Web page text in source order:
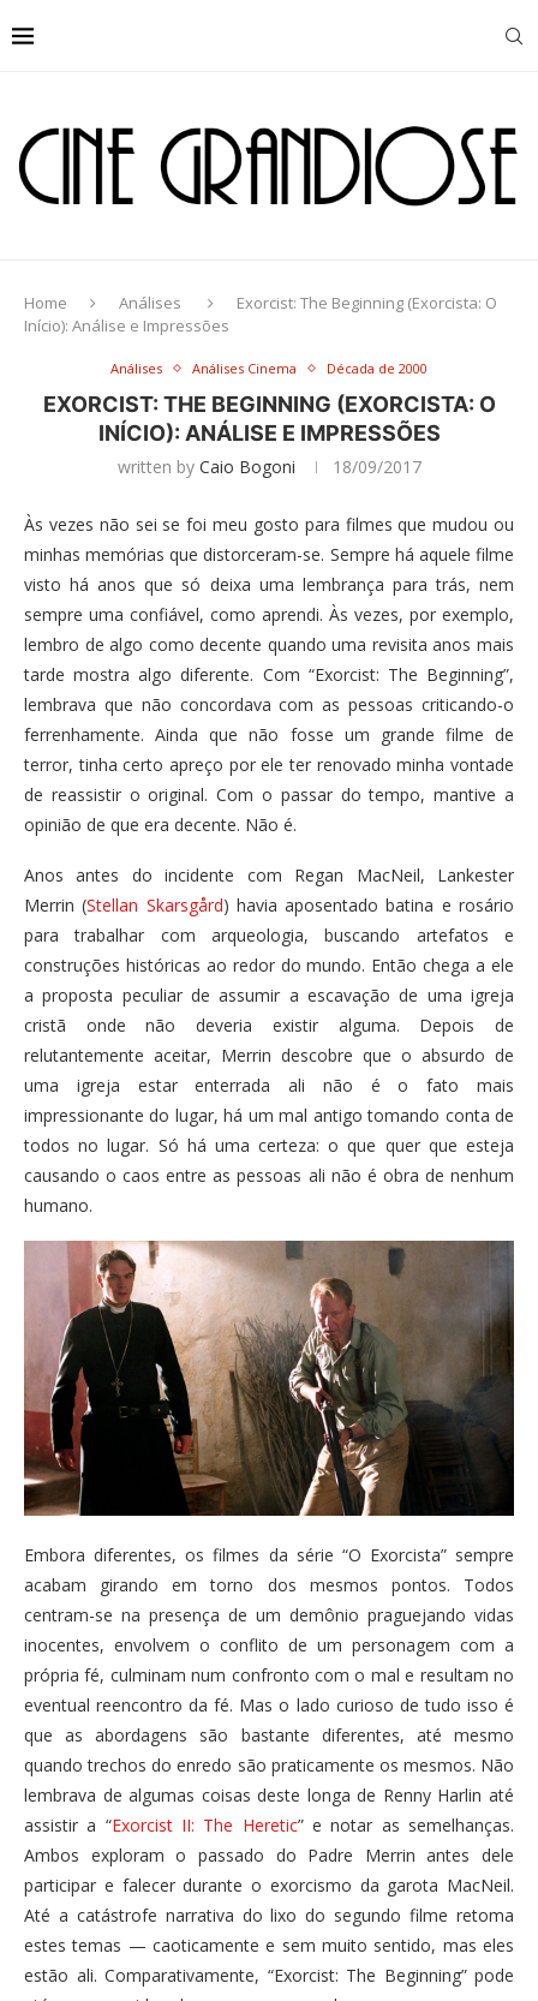
Home Análises
Exorcist: The Beginning (Exorcista: O
Início): Análise e Impressões
Análises Análises Cinema Década de 2000
EXORCIST: THE BEGINNING (EXORCISTA: O
INÍCIO): ANÁLISE E IMPRESSÕES
written by Caio Bogoni 18/09/2017
Às vezes não sei se foi meu gosto para filmes que mudou ou
minhas memórias que distorceram-se. Sempre há aquele filme
visto há anos que só deixa uma lembrança para trás, nem
sempre uma confiável, como aprendi. Às vezes, por exemplo,
lembro de algo como decente quando uma revisita anos mais
tarde mostra algo diferente. Com “Exorcist: The Beginning”,
lembrava que não concordava com as pessoas criticando-o
ferrenhamente. Ainda que não fosse um grande filme de
terror, tinha certo apreço por ele ter renovado minha vontade
de reassistir o original. Com o passar do tempo, mantive a
opinião de que era decente. Não é.
Anos antes do incidente com Regan MacNeil, Lankester
Merrin (Stellan Skarsgård) havia aposentado batina e rosário
para trabalhar com arqueologia, buscando artefatos e
construções históricas ao redor do mundo. Então chega a ele
a proposta peculiar de assumir a escavação de uma igreja
cristã onde não deveria existir alguma. Depois de
relutantemente aceitar, Merrin descobre que o absurdo de
uma igreja estar enterrada ali não é o fato mais
impressionante do lugar, há um mal antigo tomando conta de
todos no lugar. Só há uma certeza: o que quer que esteja
causando o caos entre as pessoas ali não é obra de nenhum
humano.
Embora diferentes, os filmes da série “O Exorcista” sempre
acabam girando em torno dos mesmos pontos. Todos
centram-se na presença de um demônio praguejando vidas
inocentes, envolvem o conflito de um personagem com a
própria fé, culminam num confronto com o mal e resultam no
eventual reencontro da fé. Mas o lado curioso de tudo isso é
que as abordagens são bastante diferentes, até mesmo
quando trechos do enredo são praticamente os mesmos. Não
lembrava de algumas coisas deste longa de Renny Harlin até
assistir a “Exorcist II: The Heretic” e notar as semelhanças.
Ambos exploram o passado do Padre Merrin antes dele
participar e falecer durante o exorcismo da garota MacNeil.
Até a catástrofe narrativa do lixo do segundo filme retoma
estes temas — caoticamente e sem muito sentido, mas eles
estão ali. Comparativamente, “Exorcist: The Beginning” pode